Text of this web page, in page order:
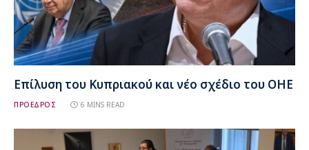
Επίλυση του Κυπριακού και νέο σχέδιο του ΟΗΕ
ΠΡΟΕΔΡΟΣ 6 MINS READ